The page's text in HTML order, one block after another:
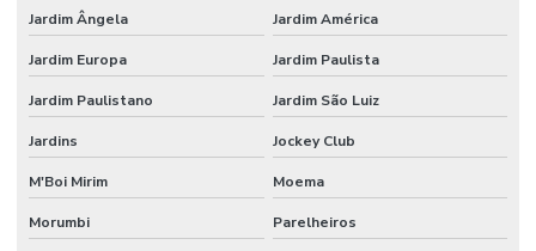
Jardim Ângela Jardim América
Jardim Europa Jardim Paulista
Jardim Paulistano Jardim São Luiz
Jardins Jockey Club
M'Boi Mirim Moema
Morumbi Parelheiros